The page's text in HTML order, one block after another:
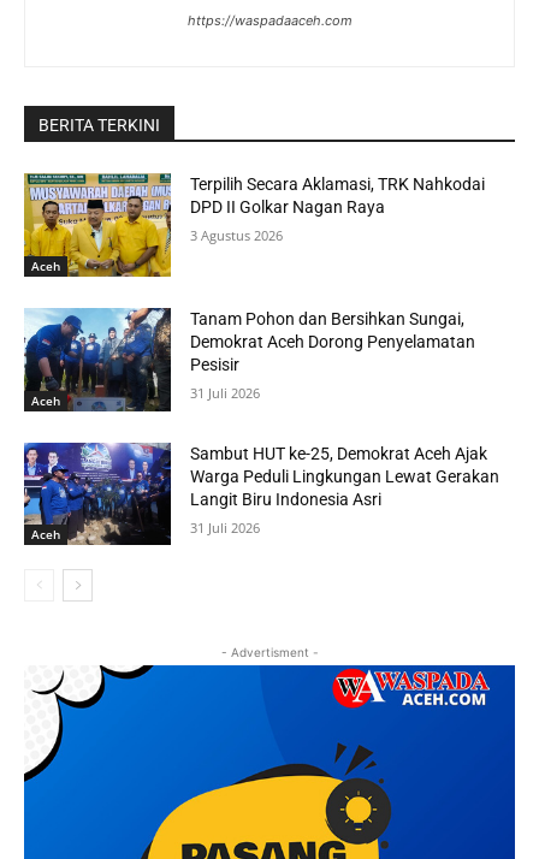
https://waspadaaceh.com
BERITA TERKINI
Aceh
Terpilih Secara Aklamasi, TRK Nahkodai
DPD II Golkar Nagan Raya
3 Agustus 2026
Aceh
Tanam Pohon dan Bersihkan Sungai,
Demokrat Aceh Dorong Penyelamatan
Pesisir
31 Juli 2026
Aceh
Sambut HUT ke-25, Demokrat Aceh Ajak
Warga Peduli Lingkungan Lewat Gerakan
Langit Biru Indonesia Asri
31 Juli 2026
- Advertisment -